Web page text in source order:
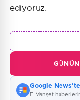
ediyoruz.
GÜNÜN
Google
E-Manşet